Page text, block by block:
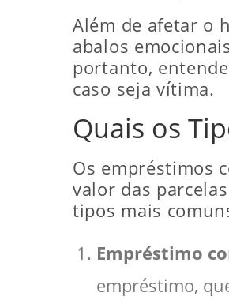
Além de afetar o
abalos
portanto,
caso seja vítima.
Quais os
Os empréstimos
valor das
tipos mais
Empréstimo
empréstimo,